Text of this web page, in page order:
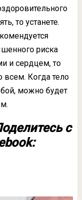
то устанете.
риска
и сердцем, то
всем. Когда тело
можно будет
с